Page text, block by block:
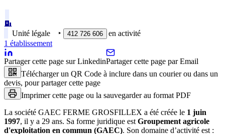
Unité légale ‣ 412 726 606
en activité
1 établissement
Partager cette page sur LinkedinPartager cette page par Email
Télécharger un QR Code à inclure dans un courier ou dans un
devis, pour partager cette page
Imprimer cette page ou la sauvegarder au format PDF
La société GAEC FERME GROSFILLEX a été créée le 1 juin
1997, il y a 29 ans. Sa forme juridique est Groupement agricole
d'exploitation en commun (GAEC). Son domaine d’activité est :